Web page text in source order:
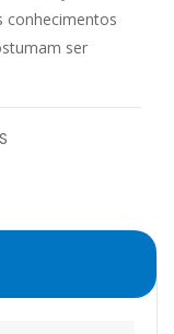
conhecimentos
ser